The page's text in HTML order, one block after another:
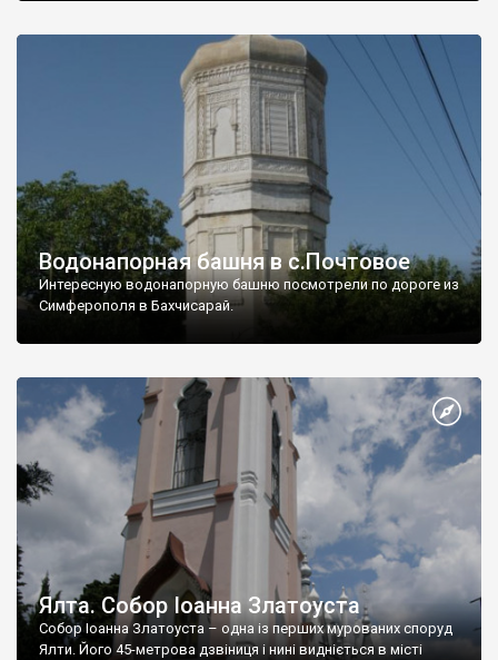
Водонапорная башня в с.Почтовое
Интересную водонапорную башню посмотрели по дороге из
Симферополя в Бахчисарай.
Ялта. Собор Іоанна Златоуста
Собор Іоанна Златоуста – одна із перших мурованих споруд
Ялти. Його 45-метрова дзвіниця і нині видніється в місті